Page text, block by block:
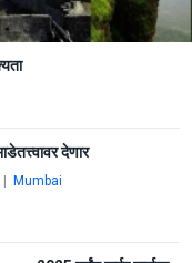
देणार
| Mumbai